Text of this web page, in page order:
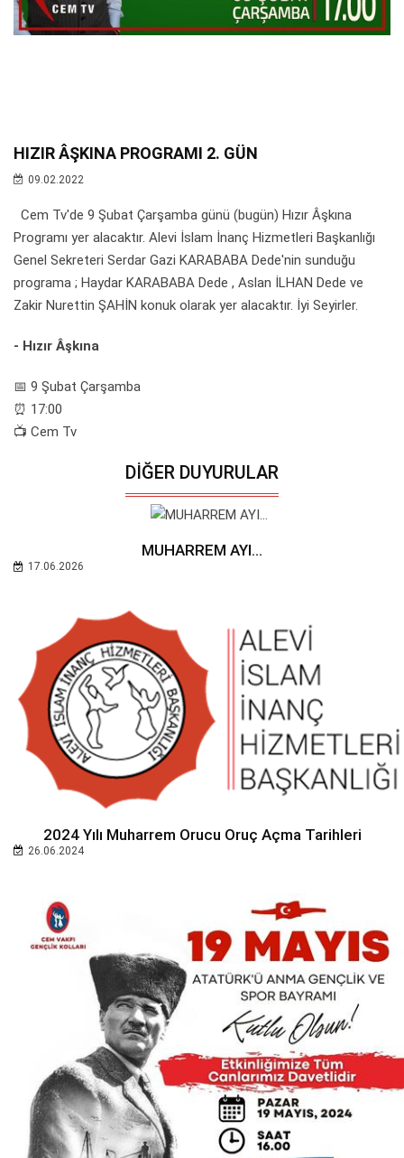
HIZIR ÂŞKINA PROGRAMI 2. GÜN
09.02.2022
Cem Tv'de 9 Şubat Çarşamba günü (bugün) Hızır Âşkına
Programı yer alacaktır. Alevi İslam İnanç Hizmetleri Başkanlığı
Genel Sekreteri Serdar Gazi KARABABA Dede'nin sunduğu
programa ; Haydar KARABABA Dede , Aslan İLHAN Dede ve
Zakir Nurettin ŞAHİN konuk olarak yer alacaktır. İyi Seyirler.
- Hızır Âşkına
📅 9 Şubat Çarşamba
⏰ 17:00
📺 Cem Tv
DIĞER DUYURULAR
MUHARREM AYI...
17.06.2026
2024 Yılı Muharrem Orucu Oruç Açma Tarihleri
26.06.2024